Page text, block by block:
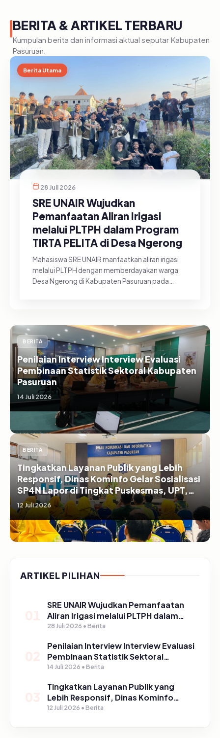
BERITA & ARTIKEL TERBARU
Kumpulan berita dan informasi aktual seputar Kabupaten
Pasuruan.
Berita Utama
28 Juli 2026
SRE UNAIR Wujudkan
Pemanfaatan Aliran Irigasi
melalui PLTPH dalam Program
TIRTA PELITA di Desa Ngerong
Mahasiswa SRE UNAIR manfaatkan aliran irigasi
melalui PLTPH dengan memberdayakan warga
Desa Ngerong di Kabupaten Pasuruan pada
BERITA
Penilaian Interview Interview Evaluasi
Pembinaan Statistik Sektoral Kabupaten
Pasuruan
14 Juli 2026
BERITA
Tingkatkan Layanan Publik yang Lebih
Responsif, Dinas Kominfo Gelar Sosialisasi
SP4N Lapor di Tingkat Puskesmas, UPT,
serta SD/SMP di Kabupaten Pasuruan
12 Juli 2026
ARTIKEL PILIHAN
SRE UNAIR Wujudkan Pemanfaatan
Aliran Irigasi melalui PLTPH dalam
Program TIRTA PELITA di Desa
28 Juli 2026 • Berita
Penilaian Interview Interview Evaluasi
Pembinaan Statistik Sektoral
Kabupaten Pasuruan
14 Juli 2026 • Berita
Tingkatkan Layanan Publik yang
Lebih Responsif, Dinas Kominfo
Gelar Sosialisasi SP4N Lapor di
12 Juli 2026 • Berita